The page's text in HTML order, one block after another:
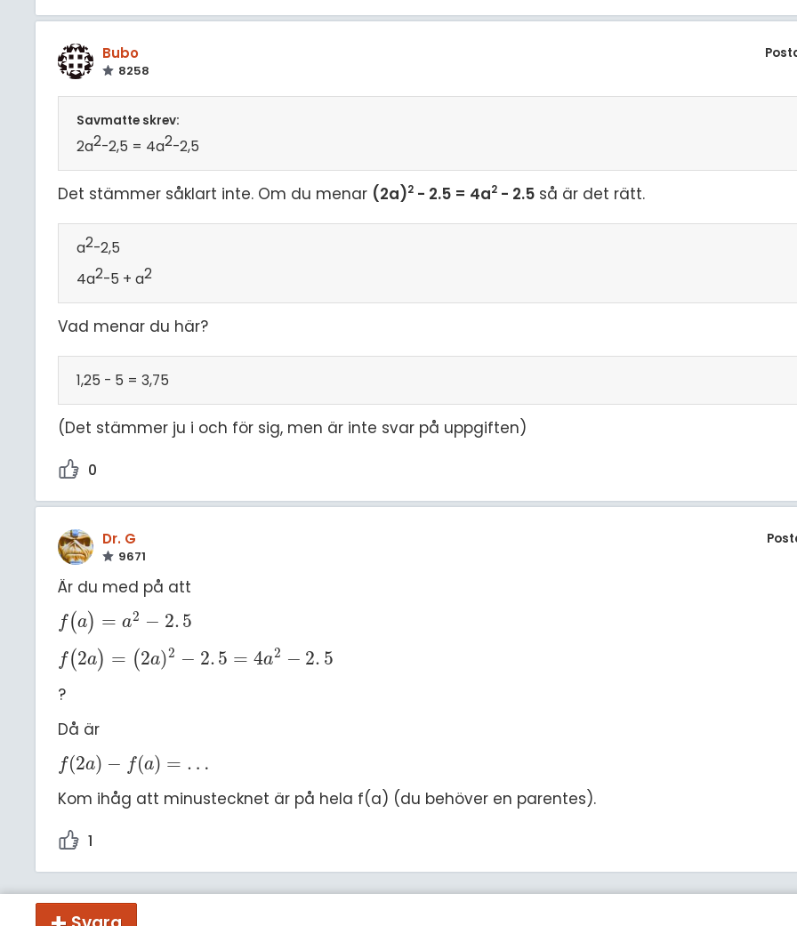
Bubo
8258
Savmatte skrev:
2a2-2,5 = 4a2-2,5
Det stämmer såklart inte. Om du menar (2a)2 - 2.5 = 4a2 - 2.5 så är det rätt.
a2-2,5
4a2-5 + a2
Vad menar du här?
1,25 - 5 = 3,75
(Det stämmer ju i och för sig, men är inte svar på uppgiften)
0
Dr. G
9671
Är du med på att
f (a) = a2 − 2. 5
f(a)= a2 -2. 5
f (2a) = (2a)2 − 2. 5 = 4a2 − 2. 5
f(2a)= (2 a)2-2.5 =4a 2- 2.5
?
Då är
f(2a) − f(a) = …
f(2a)- f( a)=…
Kom ihåg att minustecknet är på hela f(a) (du behöver en parentes).
1